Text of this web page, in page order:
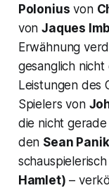
Polonius von
vonJaques
Erwähnung
gesanglich
Leistungen des
Spielers von
die nicht
den Sean
Hamlet) –